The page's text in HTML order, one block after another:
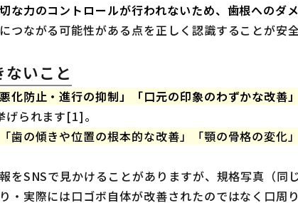
な力のコントロールが行われないため、歯根へのダ
つながる可能性がある点を正しく認識することが安
いこと
悪化防止・進行の抑制」「口元の印象のわずかな改善
げられます[1]。
「歯の傾きや位置の根本的な改善」「顎の骨格の変化
をSNSで見かけることがありますが、規格写真（同
・実際には口ゴボ自体が改善されたのではなく口周